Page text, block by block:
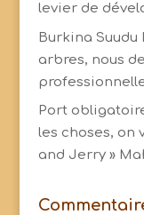
levier de
Burkina Suudu
arbres, nous
Port
les choses, on
and Jerry »